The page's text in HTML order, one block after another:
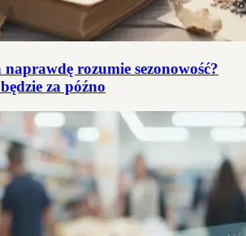
rozumie sezonowość?
za późno